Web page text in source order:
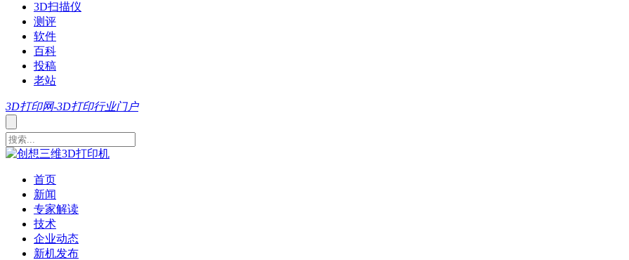
3D扫描仪
测评
软件
百科
投稿
老站
3D打印网-3D打印行业门户
首页
新闻
专家解读
技术
企业动态
新机发布